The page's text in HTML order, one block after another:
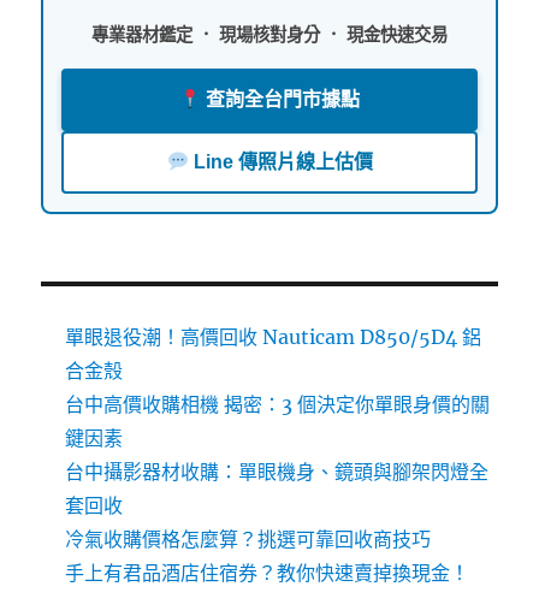
專業器材鑑定 ． 現場核對身分 ． 現金快速交易
查詢全台門市據點
Line 傳照片線上估價
單眼退役潮！高價回收 Nauticam D850/5D4 鋁
合金殼
台中高價收購相機 揭密：3 個決定你單眼身價的關
鍵因素
台中攝影器材收購：單眼機身、鏡頭與腳架閃燈全
套回收
冷氣收購價格怎麼算？挑選可靠回收商技巧
手上有君品酒店住宿券？教你快速賣掉換現金！